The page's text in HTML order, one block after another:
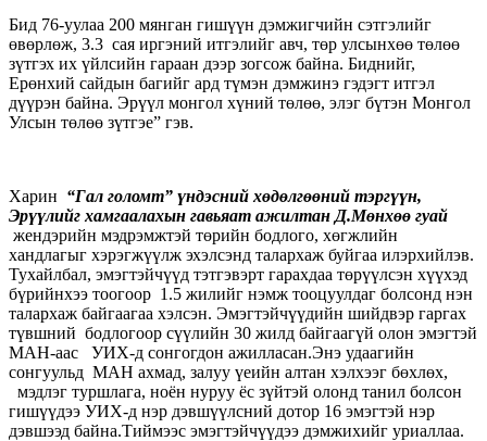
Бид 76-уулаа 200 мянган гишүүн дэмжигчийн сэтгэлийг
өвөрлөж, 3.3 сая иргэний итгэлийг авч, төр улсынхөө төлөө
зүтгэх их үйлсийн гараан дээр зогсож байна. Биднийг,
Ерөнхий сайдын багийг ард түмэн дэмжинэ гэдэгт итгэл
дүүрэн байна. Эрүүл монгол хүний төлөө, элэг бүтэн Монгол
Улсын төлөө зүтгэе” гэв.
Харин “Гал голомт” үндэсний хөдөлгөөний тэргүүн,
Эрүүлийг хамгаалахын гавьяат ажилтан Д.Мөнхөө гуай
жендэрийн мэдрэмжтэй төрийн бодлого, хөгжлийн
хандлагыг хэрэгжүүлж эхэлсэнд талархаж буйгаа илэрхийлэв.
Тухайлбал, эмэгтэйчүүд тэтгэвэрт гарахдаа төрүүлсэн хүүхэд
бүрийнхээ тоогоор 1.5 жилийг нэмж тооцуулдаг болсонд нэн
талархаж байгаагаа хэлсэн. Эмэгтэйчүүдийн шийдвэр гаргах
түвшний бодлогоор сүүлийн 30 жилд байгаагүй олон эмэгтэй
МАН-аас УИХ-д сонгогдон ажилласан.Энэ удаагийн
сонгуульд МАН ахмад, залуу үеийн алтан хэлхээг бөхлөх,
мэдлэг туршлага, ноён нуруу ёс зүйтэй олонд танил болсон
гишүүдээ УИХ-д нэр дэвшүүлсний дотор 16 эмэгтэй нэр
дэвшээд байна.Тиймээс эмэгтэйчүүдээ дэмжихийг уриаллаа.